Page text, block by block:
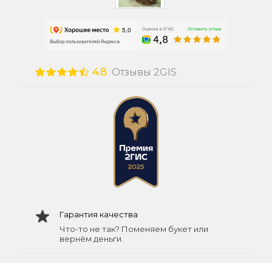
4.8 Отзывы 2GIS
Гарантия качества
Что-то не так? Поменяем букет или
вернём деньги.